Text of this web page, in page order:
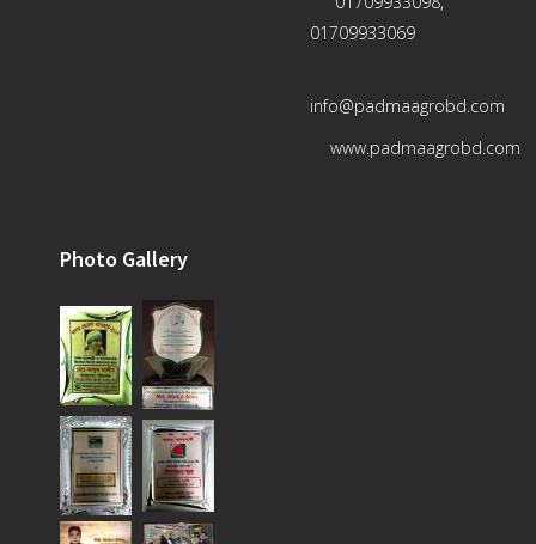
01709933069
info@padmaagrobd.com
www.padmaagrobd.com
Photo Gallery